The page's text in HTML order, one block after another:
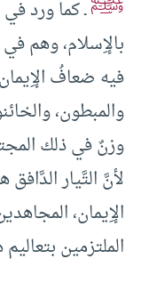
ـ كما ورد
بالإِسلام، وهم
فيه ضعافُ
والمبطون،
وزنٌ في ذلك
لأنَّ التَّيار
الإِيمان،
الملتزمين